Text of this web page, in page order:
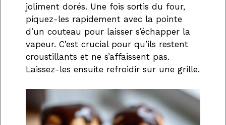
joliment dorés. Une fois sortis du four,
piquez-les rapidement avec la pointe
d’un couteau pour laisser s’échapper la
vapeur. C’est crucial pour qu’ils restent
croustillants et ne s’affaissent pas.
Laissez-les ensuite refroidir sur une grille.